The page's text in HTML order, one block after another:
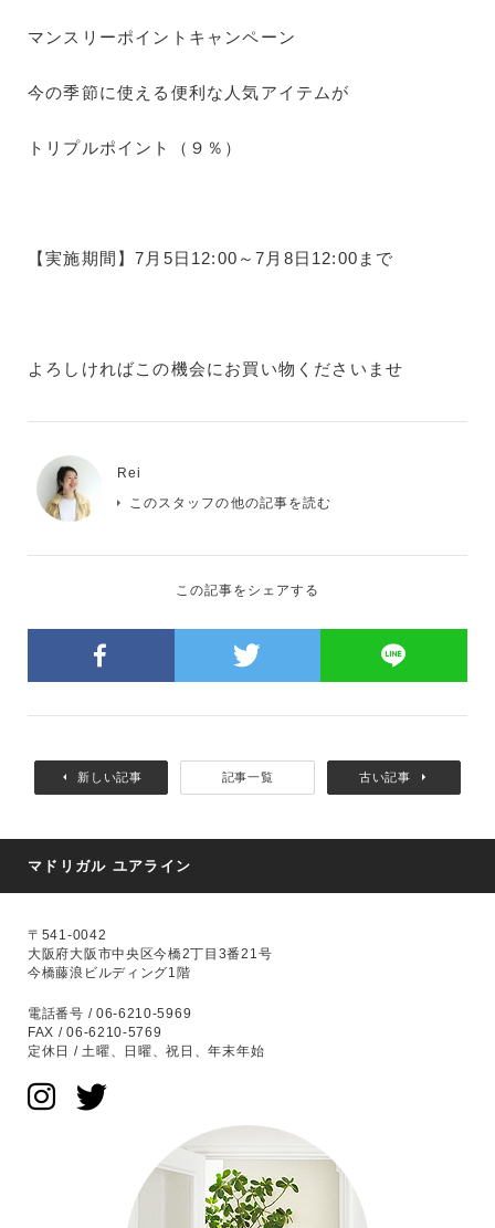
マンスリーポイントキャンペーン
今の季節に使える便利な人気アイテムが
トリプルポイント（９％）
【実施期間】7月5日12:00～7月8日12:00まで
よろしければこの機会にお買い物くださいませ
Rei
このスタッフの他の記事を読む
この記事をシェアする
新しい記事 記事一覧 古い記事
マドリガル ユアライン
〒541-0042
大阪府大阪市中央区今橋2丁目3番21号
今橋藤浪ビルディング1階
電話番号 / 06-6210-5969
FAX / 06-6210-5769
定休日 / 土曜、日曜、祝日、年末年始